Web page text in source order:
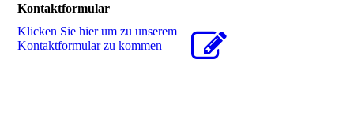
Kontaktformular
Klicken Sie hier um zu unserem
Kon­takt­for­mu­lar zu kommen